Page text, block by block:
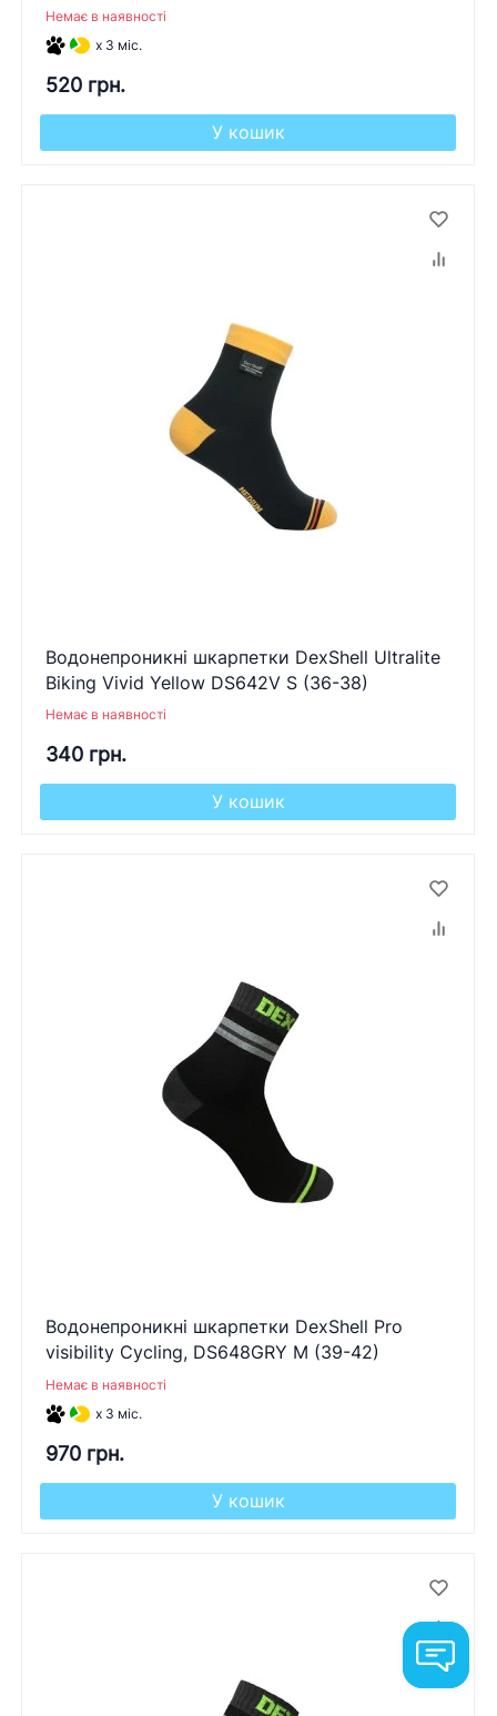
Немає в наявності
x 3 міс.
520 грн.
У кошик
Водонепроникні шкарпетки DexShell Ultralite
Biking Vivid Yellow DS642V S (36-38)
Немає в наявності
340 грн.
У кошик
Водонепроникні шкарпетки DexShell Pro
visibility Cycling, DS648GRY M (39-42)
Немає в наявності
x 3 міс.
970 грн.
У кошик